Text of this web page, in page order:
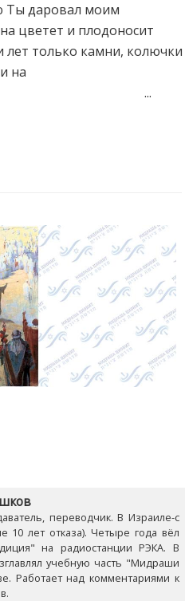
Ты даровал моим
цветет и плодоносит
лет только камни, колючки
на
...
переводчик. В Израиле-с
10 лет отказа). Четыре года вёл
на радиостанции РЭКА. В
учебную часть "Мидраши
Работает над комментариями к